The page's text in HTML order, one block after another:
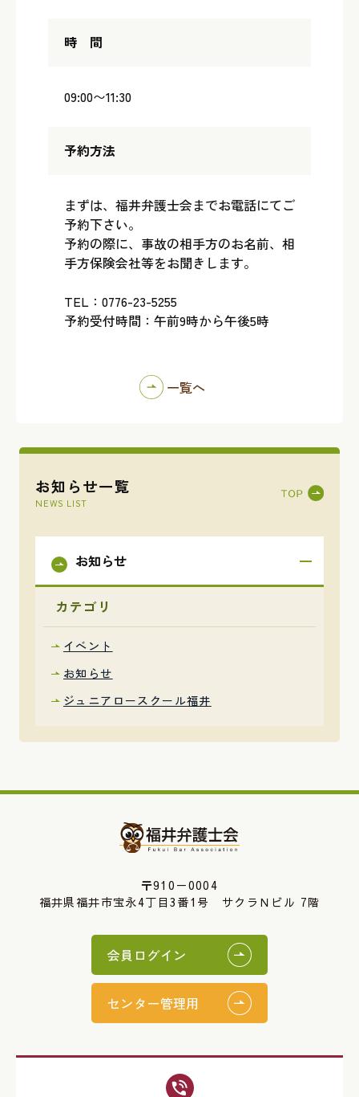
お知らせ一覧
NEWS LIST
お知らせ
カテゴリ
イベント
お知らせ
ジュニアロースクール福井
時 間
09:00〜11:30
予約方法
まずは、福井弁護士会までお電話にてご
予約下さい。
予約の際に、事故の相手方のお名前、相
手方保険会社等をお聞きします。
TEL：0776-23-5255
予約受付時間：午前9時から午後5時
一覧へ
〒910－0004
福井県福井市宝永4丁目3番1号 サクラＮビル 7階
会員ログイン
センター管理用